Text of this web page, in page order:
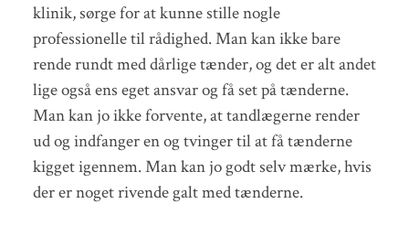
klinik, sørge for at kunne stille nogle
professionelle til rådighed. Man kan ikke bare
rende rundt med dårlige tænder, og det er alt andet
lige også ens eget ansvar og få set på tænderne.
Man kan jo ikke forvente, at tandlægerne render
ud og indfanger en og tvinger til at få tænderne
kigget igennem. Man kan jo godt selv mærke, hvis
der er noget rivende galt med tænderne.